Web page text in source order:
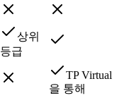
상위
등급
TP Virtual
을 통해